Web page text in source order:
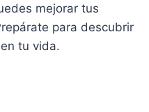
mejorar tus
para descubrir
tu vida.